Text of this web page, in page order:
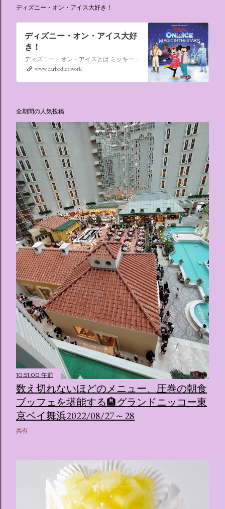
ディズニー・オン・アイス大好き！
ディズニー・オン・アイス大好
き！
ディズニー・オン・アイスとは ミッキーマウスやミニーマウスをはじめ、たくさんのディズニーキャラクターが登場し、世代を超えて愛され続けている、氷の上のミュージカルショーです。
www.carbodiet.work
全期間の人気投稿
10:51:00 午前
数え切れないほどのメニュー、圧巻の朝食
ブッフェを堪能する🏨グランドニッコー東
京ベイ舞浜2022/08/27～28
共有